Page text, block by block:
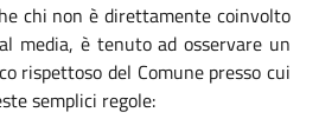
chi non è direttamente coinvolto
media, è tenuto ad osservare un
rispettoso del Comune presso cui
semplici regole: